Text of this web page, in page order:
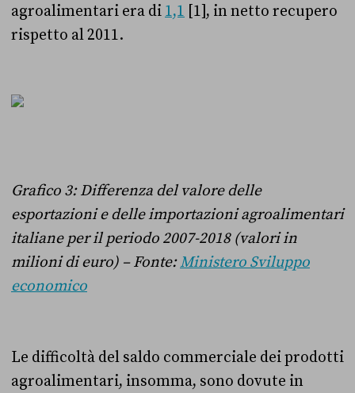
agroalimentari era di 1,1 [1], in netto recupero
rispetto al 2011.
Grafico 3: Differenza del valore delle
esportazioni e delle importazioni agroalimentari
italiane per il periodo 2007-2018 (valori in
milioni di euro) – Fonte:Ministero Sviluppo
economico
Le difficoltà del saldo commerciale dei prodotti
agroalimentari, insomma, sono dovute in